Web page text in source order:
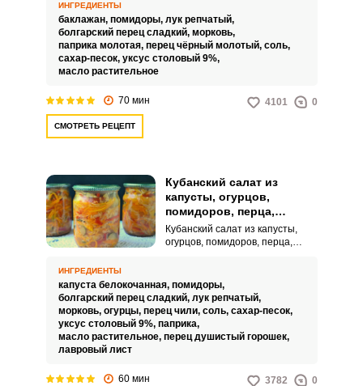
вкусная заготовка для вашего
стола. Угощение порадует
удивительной сочностью и
аппетитным внешним видом.
ИНГРЕДИЕНТЫ
баклажан, помидоры, лук репчатый,
болгарский перец сладкий, морковь,
паприка молотая, перец чёрный молотый, соль,
сахар-песок, уксус столовый 9%,
масло растительное
70 мин 4101 0
СМОТРЕТЬ РЕЦЕПТ
Кубанский салат из
капусты, огурцов,
помидоров, перца,
моркови и лука на зиму
Кубанский салат из капусты,
огурцов, помидоров, перца,
аппетитная закуска, которая
подойдет как к домашнему, так и
к праздничному столу. Сочную
заготовку можно просто есть с
хлебом или подавать как
ИНГРЕДИЕНТЫ
капуста белокочанная, помидоры,
болгарский перец сладкий, лук репчатый,
морковь, огурцы, перец чили, соль, сахар-песок,
уксус столовый 9%, паприка,
масло растительное, перец душистый горошек,
лавровый лист
60 мин 3782 0